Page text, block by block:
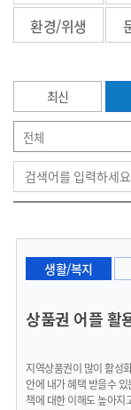
환경/위생
최신
생활/복지
상품권 어플 활
지역상품권이 많이 활성
안에 내가 혜택 받을수
책에 대한 이해도 높아지